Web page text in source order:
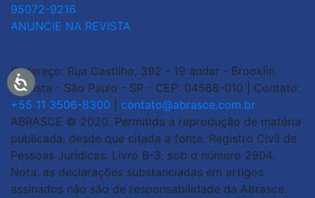
95072-9216
ANUNCIE NA REVISTA
Endereço: Rua Castilho, 392 - 19 andar - Brooklin
Paulista - São Paulo - SP - CEP: 04568-010 | Contato:
+55 11 3506-8300
contato@abrasce.com.br
ABRASCE © 2020. Permitida a reprodução de matéria
publicada, desde que citada a fonte. Registro Civil de
Pessoas Jurídicas. Livro B-3, sob o número 2904.
Nota: as declarações substanciadas em artigos
assinados não são de responsabilidade da Abrasce.